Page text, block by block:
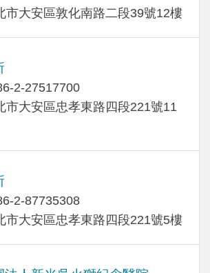
市大安區敦化南路二段39號12樓
2-27517700
市大安區忠孝東路四段221號11
2-87735308
市大安區忠孝東路四段221號5樓